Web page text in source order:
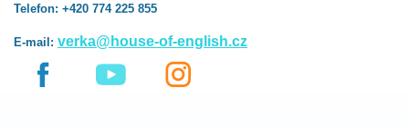
Telefon: +420 774 225 855
E-mail: verka@house-of-english.cz